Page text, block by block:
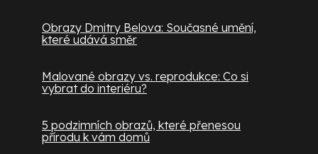
Obrazy Dmitry Belova: Současné umění,
které udává směr
Malované obrazy vs. reprodukce: Co si
vybrat do interiéru?
5 podzimních obrazů, které přenesou
přírodu k vám domů